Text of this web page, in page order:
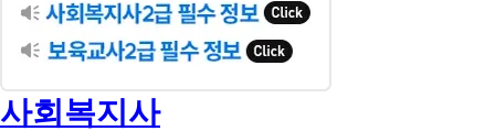
사회복지사